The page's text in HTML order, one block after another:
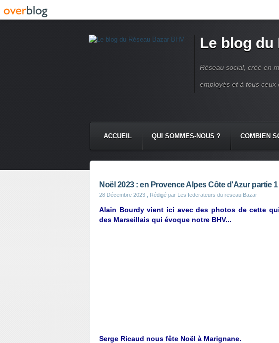
Le blog du
Réseau social, créé en
employés et à tous ceux
ACCUEIL QUI SOMMES-NOUS ? COMBIEN
Noël 2023 : en Provence Alpes Côte d'Azur partie 1
28 Décembre 2023 , Rédigé par Les federateurs du reseau Bazar
Alain Bourdy vient ici avec des photos de cette
des Marseillais qui évoque notre BHV...
Serge Ricaud nous fête Noël à Marignane.